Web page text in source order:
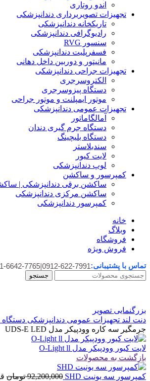
اندو روتاری
تجهیزات تصویربرداری دندانپزشکی
تاریکخانه دندانپزشکی
رادیوگرافی دندانپزشکی
سنسور RVG
فسفرپلیت دندانپزشکی
مانیتور و دوربین داخل دهانی
تجهیزات جراحی دندانپزشکی
الکتروسرجری
دستگاه پیزوسرجری
موتور ایمپلنت و موتور جراحی
تجهیزات عمومی دندانپزشکی
آمالگاماتور
دستگاه جرم گیری دندان
دستگاه بلیچینگ
سندبلاستر
لایت کیور
لوپ دندانپزشکی
کمپرسور و ساکشن
ساکشن برقی دندانپزشکی |
ساکشن مرکزی دندانپزشکی
کمپرسور دندانپزشکی
خانه
وبلاگ
فروشگاه
فروش ویژه
تماس با پشتیبانی:0912-622-7991
|
6642-7765
جستجو
بزرگنمایی تصویر
دنت لند تجهیزات عمومی دندانپزشکی
جرمگیر سه کاره وودپیکر مدل UDS-E LED
لایت کیور وودپیکر مدل O-Light ll
بازگشت به محصولات
کمپرسور سه یونیت SHD 92,200,000 تومان